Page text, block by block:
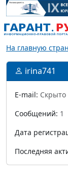
На главную
irina741
E-mail: Скрыто
Сообщений: 1
Дата
Последняя